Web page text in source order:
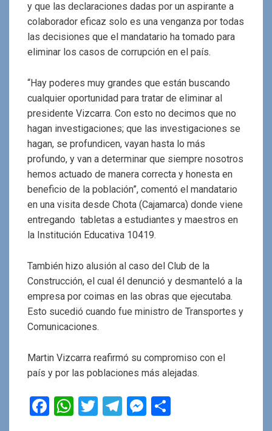
y que las declaraciones dadas por un aspirante a
colaborador eficaz solo es una venganza por todas
las decisiones que el mandatario ha tomado para
eliminar los casos de corrupción en el país.
“Hay poderes muy grandes que están buscando
cualquier oportunidad para tratar de eliminar al
presidente Vizcarra. Con esto no decimos que no
hagan investigaciones; que las investigaciones se
hagan, se profundicen, vayan hasta lo más
profundo, y van a determinar que siempre nosotros
hemos actuado de manera correcta y honesta en
beneficio de la población”, comentó el mandatario
en una visita desde Chota (Cajamarca) donde viene
entregando tabletas a estudiantes y maestros en
la Institución Educativa 10419.
También hizo alusión al caso del Club de la
Construcción, el cual él denunció y desmanteló a la
empresa por coimas en las obras que ejecutaba.
Esto sucedió cuando fue ministro de Transportes y
Comunicaciones.
Martin Vizcarra reafirmó su compromiso con el
país y por las poblaciones más alejadas.
F
W T
T
M